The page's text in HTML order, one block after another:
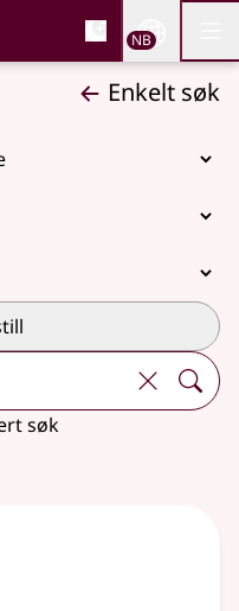
og
NB
Enkelt søk
søk